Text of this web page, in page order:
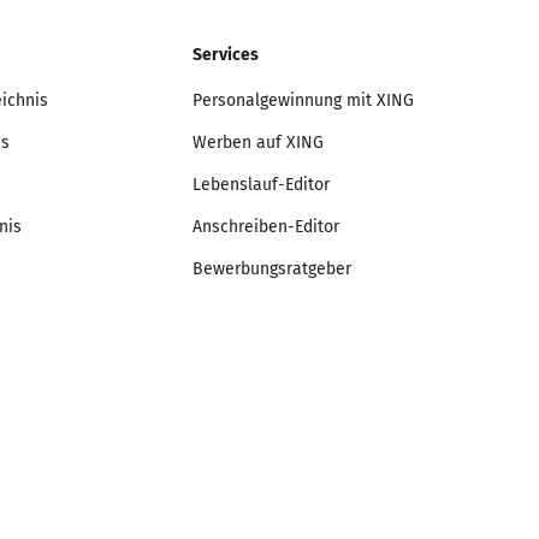
Services
Personalgewinnung mit XING
Werben auf XING
Lebenslauf-Editor
Anschreiben-Editor
Bewerbungsratgeber